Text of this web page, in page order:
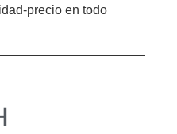
precio en todo